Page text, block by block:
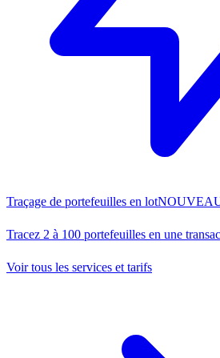
Traçage de portefeuilles en lot
Tracez 2 à 100 portefeuilles en une
Voir tous les services et tarifs